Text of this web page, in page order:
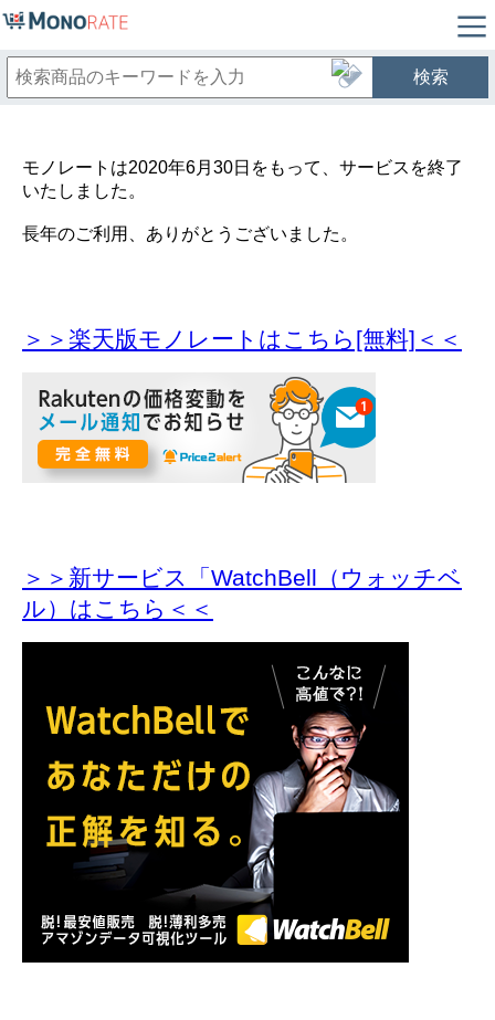
検索
モノレートは2020年6月30日をもって、サービスを終了
いたしました。
長年のご利用、ありがとうございました。
＞＞楽天版モノレートはこちら[無料]＜＜
＞＞新サービス「WatchBell（ウォッチベ
ル）はこちら＜＜